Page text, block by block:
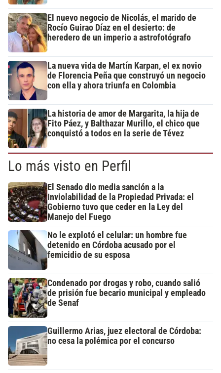
El nuevo negocio de Nicolás, el marido de
Rocío Guirao Díaz en el desierto: de
heredero de un imperio a astrofotógrafo
La nueva vida de Martín Karpan, el ex novio
de Florencia Peña que construyó un negocio
con ella y ahora triunfa en Colombia
La historia de amor de Margarita, la hija de
Fito Páez, y Balthazar Murillo, el chico que
conquistó a todos en la serie de Tévez
Lo más visto en Perfil
El Senado dio media sanción a la
Inviolabilidad de la Propiedad Privada: el
Gobierno tuvo que ceder en la Ley del
Manejo del Fuego
No le explotó el celular: un hombre fue
detenido en Córdoba acusado por el
femicidio de su esposa
Condenado por drogas y robo, cuando salió
de prisión fue becario municipal y empleado
de Senaf
Guillermo Arias, juez electoral de Córdoba:
no cesa la polémica por el concurso